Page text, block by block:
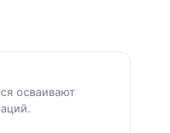
осваивают